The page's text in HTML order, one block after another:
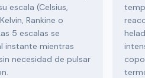
escala (Celsius,
Rankine o
5 escalas se
instante mientras
necesidad de pulsar